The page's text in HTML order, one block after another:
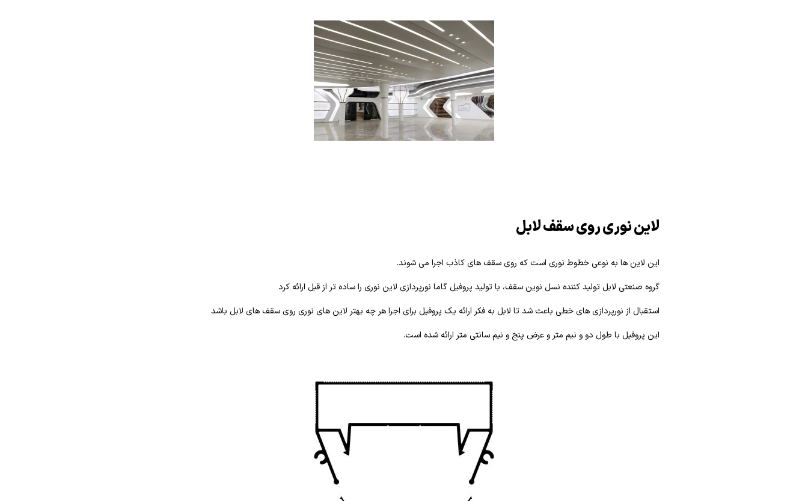
لاین نوری روی سقف لابل
این لاین ها به نوعی خطوط نوری است که روی سقف های کاذب اجرا می شوند.
گروه صنعتی لابل تولید کننده نسل نوین سقف، با تولید پروفیل گاما نورپردازی لاین نوری را ساده تر از قبل ارائه کرد
استقبال از نورپردازی های خطی باعث شد تا لابل به فکر ارائه یک پروفیل برای اجرا هر چه بهتر لاین های نوری روی سقف های لابل باشد
این پروفیل با طول دو و نیم متر و عرض پنج و نیم سانتی متر ارائه شده است.